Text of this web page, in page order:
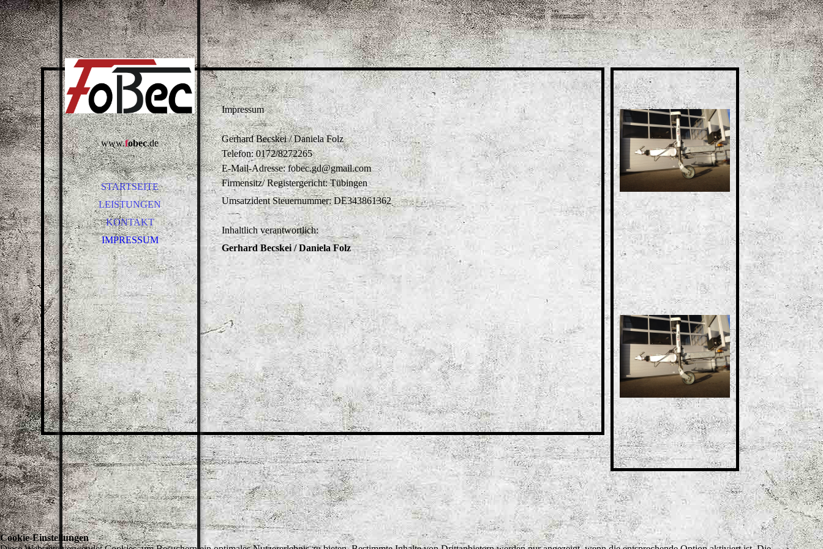
www.fobec.de
STARTSEITE
LEISTUNGEN
KONTAKT
IMPRESSUM
Impressum
Gerhard Becskei / Daniela Folz
Telefon: 0172/8272265
E-Mail-Adresse: fobec.gd@gmail.com
Firmensitz/ Registergericht: Tübingen
Umsatzident Steuernummer: DE343861362
Inhaltlich verantwortlich:
Gerhard Becskei / Daniela Folz
Cookie-Einstellungen